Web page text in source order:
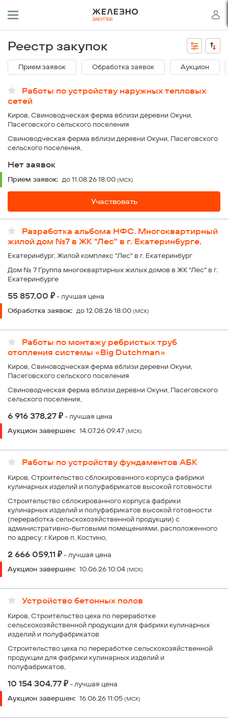
Реестр закупок
Прием заявок Обработка заявок Аукцион
Работы по устройству наружных тепловых
сетей
Киров, Свиноводческая ферма вблизи деревни Окуни,
Пасеговского сельского поселения
Свиноводческая ферма вблизи деревни Окуни, Пасеговского
сельского поселения,
Нет заявок
Прием заявок: до 11.08.26 18:00 (МСК)
Участвовать
Разработка альбома НФС. Многоквартирный
жилой дом №7 в ЖК "Лес" в г. Екатеринбурге.
Екатеринбург, Жилой комплекс "Лес" в г. Екатеринбург
Дом № 7 Группа многоквартирных жилых домов в ЖК "Лес" в г.
Екатеринбурге
55 857,00 ₽- лучшая цена
Обработка заявок: до 12.08.26 18:00 (МСК)
Работы по монтажу ребристых труб
отопления системы «Big Dutchman»
Киров, Свиноводческая ферма вблизи деревни Окуни,
Пасеговского сельского поселения
Свиноводческая ферма вблизи деревни Окуни, Пасеговского
сельского поселения,
6 916 378,27 ₽- лучшая цена
Аукцион завершен: 14.07.26 09:47 (МСК)
Работы по устройству фундаментов АБК
Киров, Строительство сблокированного корпуса фабрики
кулинарных изделий и полуфабрикатов высокой готовности
Строительство сблокированного корпуса фабрики
кулинарных изделий и полуфабрикатов высокой готовности
(переработка сельскохозяйственной продукции) с
административно-бытовыми помещениями, расположенного
по адресу: г.Киров п. Костино,
2 666 059,11 ₽- лучшая цена
Аукцион завершен: 10.06.26 10:04 (МСК)
Устройство бетонных полов
Киров, Строительство цеха по переработке
сельскохозяйственной продукции для фабрики кулинарных
изделий и полуфабрикатов
Строительство цеха по переработке сельскохозяйственной
продукции для фабрики кулинарных изделий и
полуфабрикатов,
10 154 304,77 ₽- лучшая цена
Аукцион завершен: 16.06.26 11:05 (МСК)